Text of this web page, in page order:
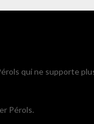
qui ne supporte
Pérols.